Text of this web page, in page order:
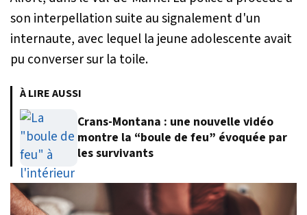
son interpellation suite au signalement d'un
internaute, avec lequel la jeune adolescente avait
pu converser sur la toile.
À LIRE AUSSI
Crans-Montana : une nouvelle vidéo
montre la “boule de feu” évoquée par
les survivants